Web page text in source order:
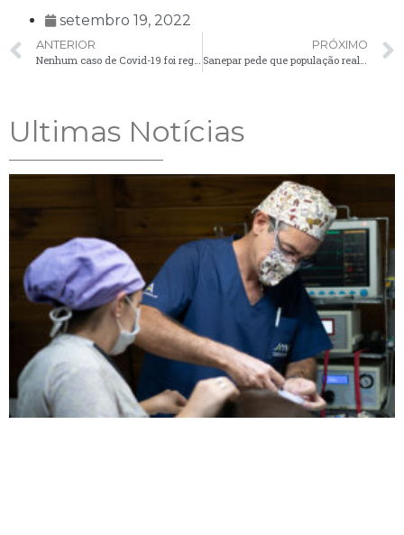
setembro 19, 2022
ANTERIOR
Nenhum caso de Covid-19 foi registrado em Palmeira nesta sexta-feira (16)
PRÓXIMO
Sanepar pede que população realize denúncias oficiais sobre falta de água
Ultimas Notícias